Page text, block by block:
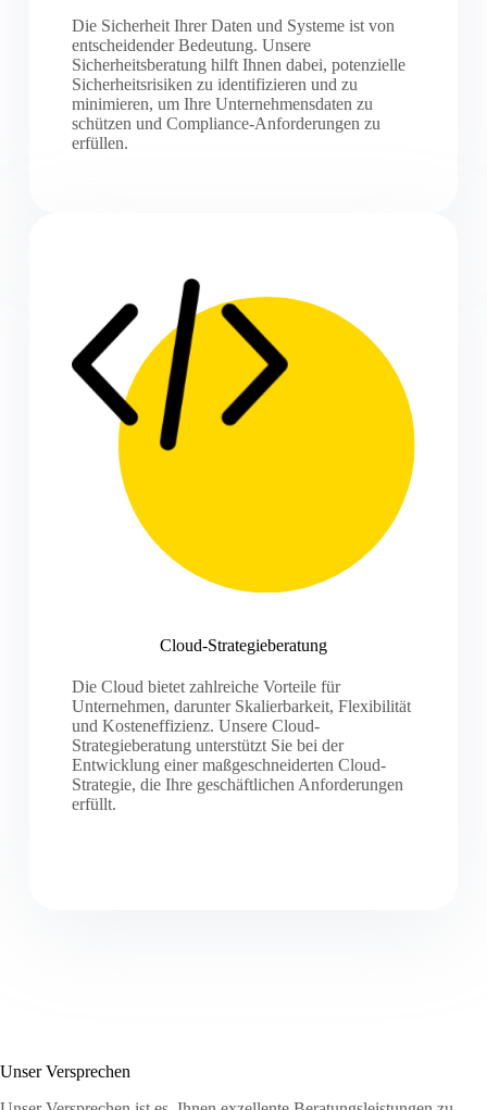
Die Sicherheit Ihrer Daten und Systeme ist von
entscheidender Bedeutung. Unsere
Sicherheitsberatung hilft Ihnen dabei, potenzielle
Sicherheitsrisiken zu identifizieren und zu
minimieren, um Ihre Unternehmensdaten zu
schützen und Compliance-Anforderungen zu
erfüllen.
Cloud-Strategieberatung
Die Cloud bietet zahlreiche Vorteile für
Unternehmen, darunter Skalierbarkeit, Flexibilität
und Kosteneffizienz. Unsere Cloud-
Strategieberatung unterstützt Sie bei der
Entwicklung einer maßgeschneiderten Cloud-
Strategie, die Ihre geschäftlichen Anforderungen
erfüllt.
Unser Versprechen